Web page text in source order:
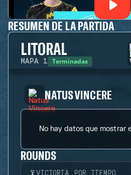
RESUMEN DE LA PARTIDA
LITORAL
MAPA 1 Terminadas
NATUS VINCERE
No hay datos que mostrar
ROUNDS